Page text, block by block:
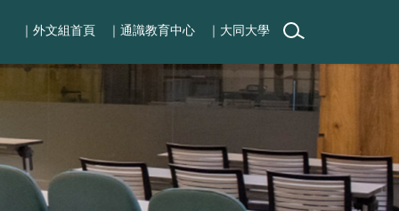
｜外文組首頁 ｜通識教育中心 ｜大同大學